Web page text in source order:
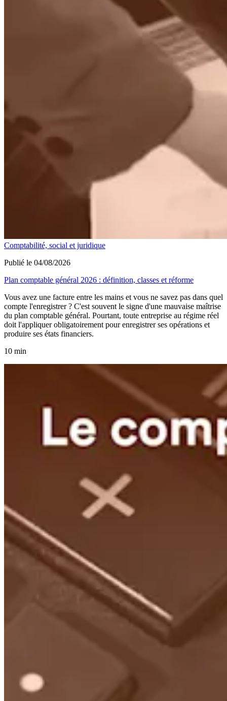
Comptabilité, social et juridique
Publié le 04/08/2026
Plan comptable général 2026 : définition, classes et réforme
Vous avez une facture entre les mains et vous ne savez pas dans quel
compte l'enregistrer ? C'est souvent le signe d'une mauvaise maîtrise
du plan comptable général. Pourtant, toute entreprise au régime réel
doit l'appliquer obligatoirement pour enregistrer ses opérations et
produire ses états financiers.
10 min